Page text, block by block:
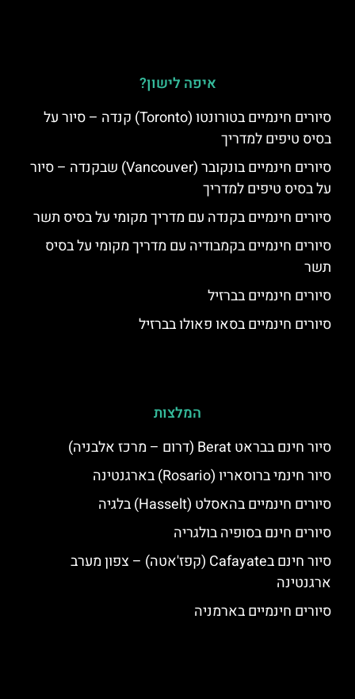
איפה לישון?
סיורים חינמיים בטורונטו (Toronto) קנדה – סיור על
בסיס טיפים למדריך
סיורים חינמיים בונקובר (Vancouver) שבקנדה – סיור
על בסיס טיפים למדריך
סיורים חינמיים בקנדה עם מדריך מקומי על בסיס תשר
סיורים חינמיים בקמבודיה עם מדריך מקומי על בסיס
תשר
סיורים חינמיים בברזיל
סיורים חינמיים בסאו פאולו בברזיל
המלצות
סיור חינם בבראט Berat (דרום – מרכז אלבניה)
סיור חינמי ברוסאריו (Rosario) בארגנטינה
סיורים חינמיים בהאסלט (Hasselt) בלגיה
סיורים חינם בסופיה בולגריה
סיור חינם בCafayate (קפז'אטה) – צפון מערב
ארגנטינה
סיורים חינמיים בארמניה